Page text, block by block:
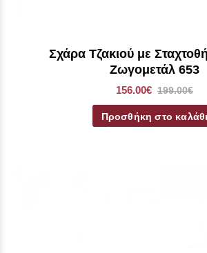
Σχάρα Τζακιού με
Ζωγομετάλ 653
156.00€ 199.00€
Προσθήκη στο καλάθι